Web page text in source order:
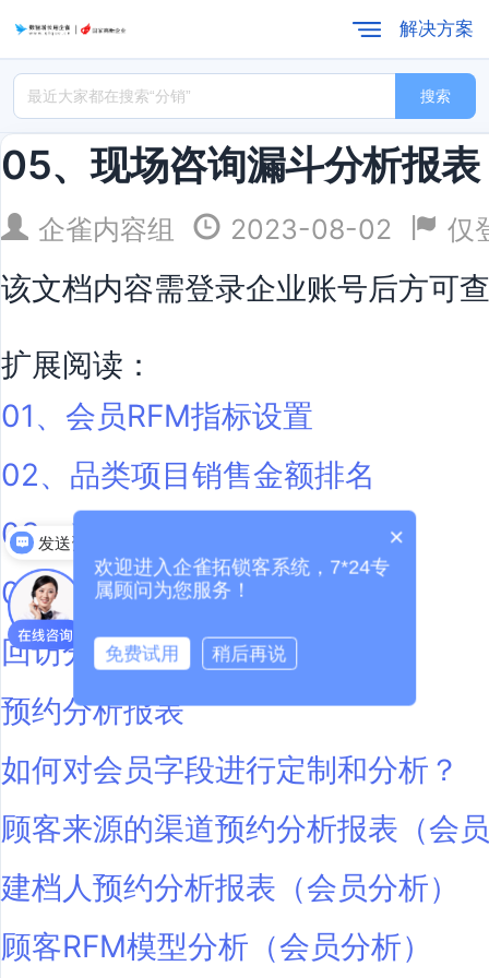
解决方案
搜索
05、现场咨询漏斗分析报表
企雀内容组 2023-08-02 仅
该文档内容需登录企业账号后方可
扩展阅读：
01、会员RFM指标设置
02、品类项目销售金额排名
03、科室漏斗分析报表
04、渠道漏斗分析报表
回访分析报表
预约分析报表
如何对会员字段进行定制和分析？
顾客来源的渠道预约分析报表（会
建档人预约分析报表（会员分析）
顾客RFM模型分析（会员分析）
发送资料 ×
欢迎进入企雀拓锁客系统，7*24专
属顾问为您服务！
免费试用 稍后再说